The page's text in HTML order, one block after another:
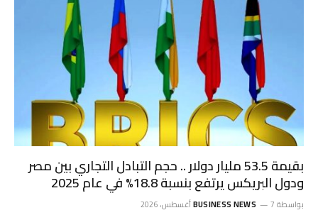
بقيمة 53.5 مليار دولار .. حجم التبادل التجاري بين مصر
ودول البريكس يرتفع بنسبة 18.8% في عام 2025
بواسطة BUSINESS NEWS 7 أغسطس، 2026